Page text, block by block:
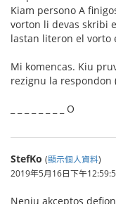
Kiam persono A
vorton li devas skribi
lastan literon el vorto
Mi komencas. Kiu
rezignu la respondon
_ _ _ _ _ _ _ _ O
StefKo (顯示個人資料)
2019年5月16日下午
Neniu akceptos